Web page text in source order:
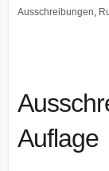
Ausschreibungen,
Auflage